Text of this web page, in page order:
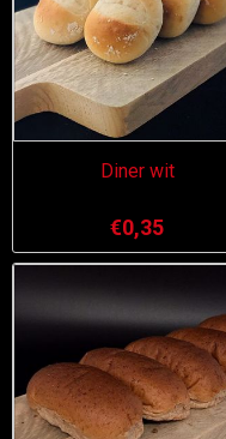
Diner wit
€0,35